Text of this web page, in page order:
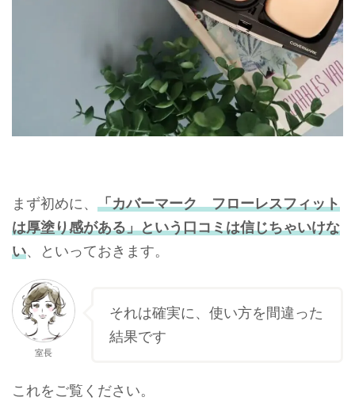
まず初めに、 「カバーマーク フローレスフィット
は厚塗り感がある」という口コミは信じちゃいけな
い、といっておきます。
室長
それは確実に、使い方を間違った
結果です
これをご覧ください。